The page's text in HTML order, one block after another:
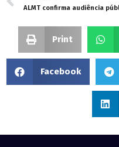
Print
Facebook